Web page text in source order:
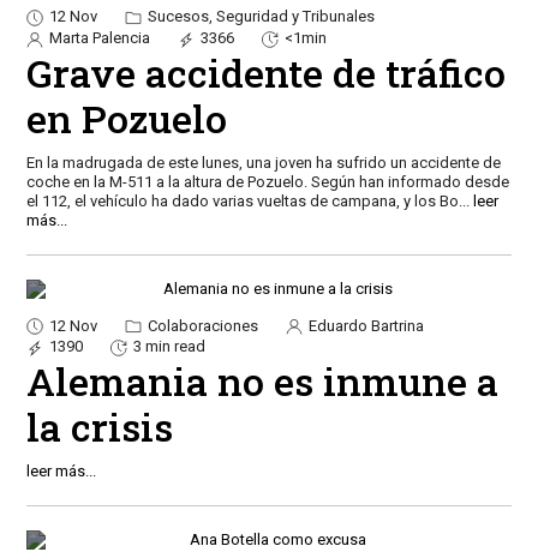
12 Nov
Sucesos, Seguridad y Tribunales
Marta Palencia
3366 <1min
Grave accidente de tráfico
en Pozuelo
En la madrugada de este lunes, una joven ha sufrido un accidente de
coche en la M-511 a la altura de Pozuelo. Según han informado desde
el 112, el vehículo ha dado varias vueltas de campana, y los Bo
leer
más...
12 Nov Colaboraciones
Eduardo Bartrina
1390
3 min read
Alemania no es inmune a
la crisis
leer más...